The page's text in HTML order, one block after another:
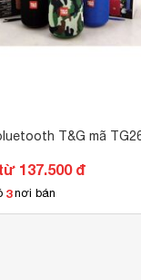
T&G mã
137.500 đ
3 nơi bán